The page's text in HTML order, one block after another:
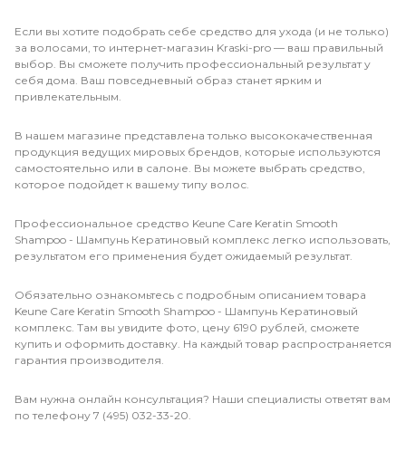
Если вы хотите подобрать себе средство для ухода (и не только)
за волосами, то интернет-магазин Kraski-pro — ваш правильный
выбор. Вы сможете получить профессиональный результат у
себя дома. Ваш повседневный образ станет ярким и
привлекательным.
В нашем магазине представлена только высококачественная
продукция ведущих мировых брендов, которые используются
самостоятельно или в салоне. Вы можете выбрать средство,
которое подойдет к вашему типу волос.
Профессиональное средство Keune Care Keratin Smooth
Shampoo - Шампунь Кератиновый комплекс легко использовать,
результатом его применения будет ожидаемый результат.
Обязательно ознакомьтесь с подробным описанием товара
Keune Care Keratin Smooth Shampoo - Шампунь Кератиновый
комплекс. Там вы увидите фото, цену 6190 рублей, сможете
купить и оформить доставку. На каждый товар распространяется
гарантия производителя.
Вам нужна онлайн консультация? Наши специалисты ответят вам
по телефону 7 (495) 032-33-20.